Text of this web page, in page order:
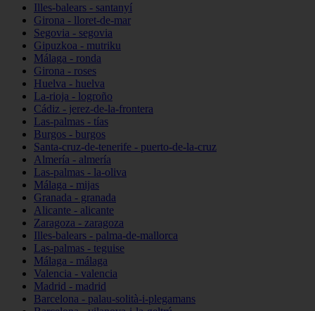
Illes-balears - santanyí
Girona - lloret-de-mar
Segovia - segovia
Gipuzkoa - mutriku
Málaga - ronda
Girona - roses
Huelva - huelva
La-rioja - logroño
Cádiz - jerez-de-la-frontera
Las-palmas - tías
Burgos - burgos
Santa-cruz-de-tenerife - puerto-de-la-cruz
Almería - almería
Las-palmas - la-oliva
Málaga - mijas
Granada - granada
Alicante - alicante
Zaragoza - zaragoza
Illes-balears - palma-de-mallorca
Las-palmas - teguise
Málaga - málaga
Valencia - valencia
Madrid - madrid
Barcelona - palau-solità-i-plegamans